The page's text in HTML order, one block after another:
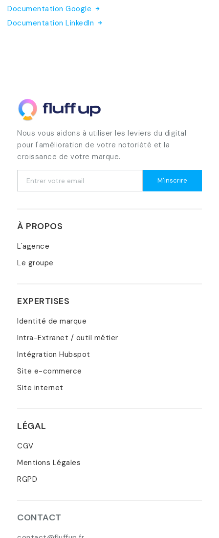
Documentation Google
Documentation LinkedIn
Nous vous aidons à utiliser les leviers du digital
pour l'amélioration de votre notoriété et la
croissance de votre marque.
M'inscrire
À PROPOS
L'agence
Le groupe
EXPERTISES
Identité de marque
Intra-Extranet / outil métier
Intégration Hubspot
Site e-commerce
Site internet
LÉGAL
CGV
Mentions Légales
RGPD
CONTACT